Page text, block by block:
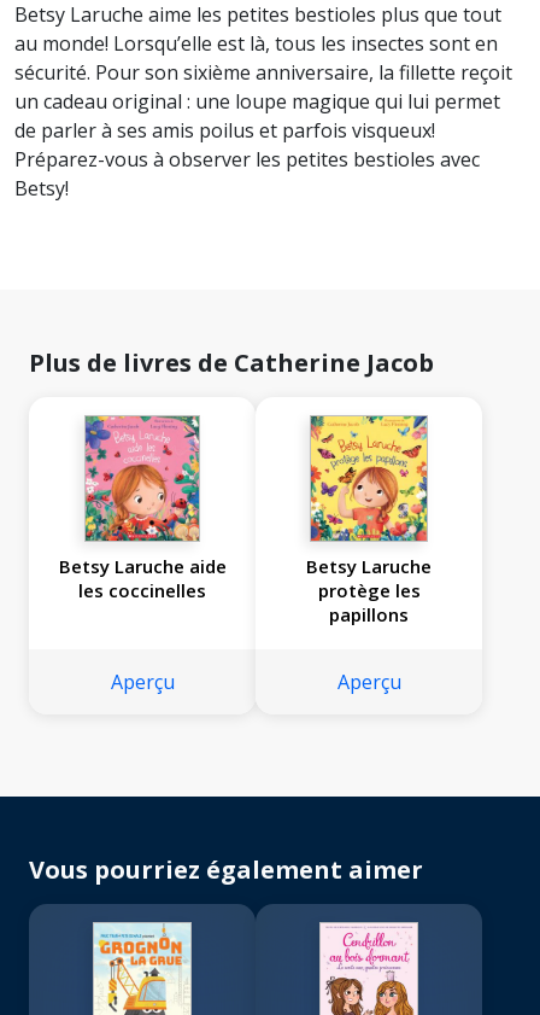
Betsy Laruche aime les petites bestioles plus que tout
au monde! Lorsqu’elle est là, tous les insectes sont en
sécurité. Pour son sixième anniversaire, la fillette reçoit
un cadeau original : une loupe magique qui lui permet
de parler à ses amis poilus et parfois visqueux!
Préparez-vous à observer les petites bestioles avec
Betsy!
Plus de livres de Catherine Jacob
Betsy Laruche aide
les coccinelles
Aperçu
Betsy Laruche
protège les
papillons
Aperçu
Vous pourriez également aimer